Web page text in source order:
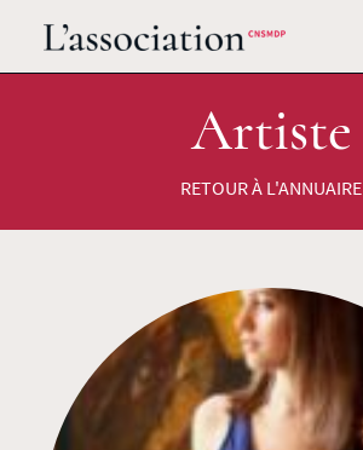
Artiste
RETOUR À L'ANNUAIRE